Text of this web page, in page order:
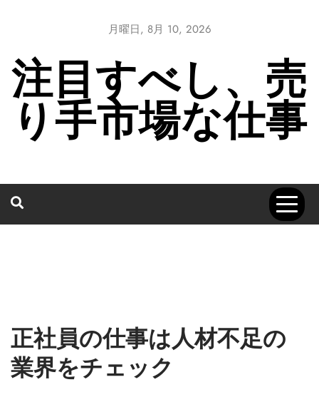
月曜日, 8月 10, 2026
注目すべし、売
り手市場な仕事
正社員の仕事は人材不足の
業界をチェック